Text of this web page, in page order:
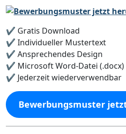
✔️ Gratis Download
✔️ Individueller Mustertext
✔️ Ansprechendes Design
✔️ Microsoft Word-Datei (.docx)
✔️ Jederzeit wiederverwendbar
Bewerbungsmuster